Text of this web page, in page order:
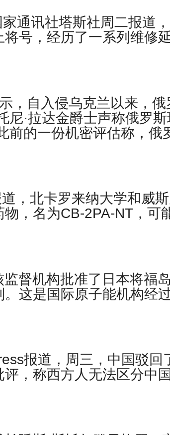
通讯社塔斯社周二报道
号，经历了一系列维修
，自入侵乌克兰以来，俄
尼·拉达金爵士声称俄罗斯
前的一份机密评估称，俄
，北卡罗来纳大学和威
，名为CB-2PA-NT，可
督机构批准了日本将福
这是国际原子能机构经
报道，周三，中国驳回
，称西方人无法区分中